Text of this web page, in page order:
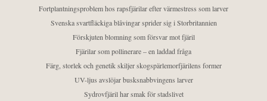
Fortplantningsproblem hos rapsfjärilar efter värmestress som larver
Svenska svartfläckiga blåvingar sprider sig i Storbritannien
Förskjuten blomning som försvar mot fjäril
Fjärilar som pollinerare – en laddad fråga
Färg, storlek och genetik skiljer skogspärlemorfjärilens former
UV-ljus avslöjar busksnabbvingens larver
Sydrovfjäril har smak för stadslivet